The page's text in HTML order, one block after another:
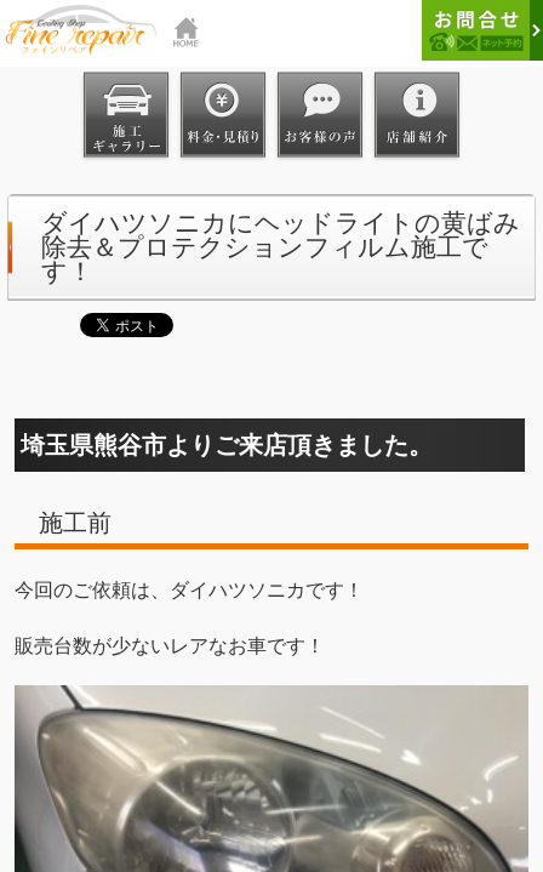
ダイハツソニカにヘッドライトの黄ばみ
除去＆プロテクションフィルム施工で
す！
埼玉県熊谷市よりご来店頂きました。
施工前
今回のご依頼は、ダイハツソニカです！
販売台数が少ないレアなお車です！